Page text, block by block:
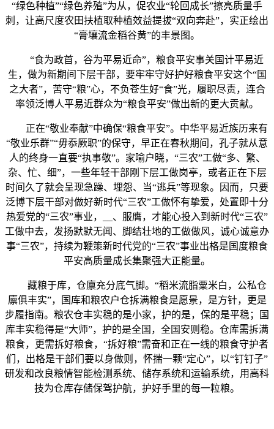
“绿色种植”“绿色养殖”为从，促农业“轮回成长”擦亮质量手
刺，让高尺度农田扶植取种植效益提拔“双向奔赴”，实正绘出
“膏壤流金稻谷黄”的丰景图。
“食为政首，谷为平易近命”，粮食平安事关国计平易近
生，做为新期间下层干部，要牢牢守好护好粮食平安这个“国
之大者”，苦守“粮”心，不负苍生好“食”光，履职尽责，连合
率领泛博人平易近群众为“粮食平安”做出新的更大贡献。
正在“敬业奉献”中确保“粮食平安”。中华平易近族历来有
“敬业乐群”“毋忝厥职”的保守，早正在春秋期间，孔子就从意
人的终身一直要“执事敬”。家喻户晓，“三农”工做“多、繁、
杂、忙、细”，一些年轻干部刚下层工做岗亭，或者正在下层
时间久了就会呈现急躁、埋怨、当“逃兵”等现象。因而，只要
泛博下层干部对做好新时代“三农”工做怀有挚爱，处置即十分
热爱党的“三农”事业，__、服膺，才能心投入到新时代“三农”
工做中去，发扬默默无闻、脚结壮地的工做做风，诚心诚意办
事“三农”，持续为鞭策新时代党的“三农”事业出格是国度粮食
平安高质量成长集聚强大正能量。
藏粮于库，仓廪充分底气脚。“稻米流脂粟米白，公私仓
廪俱丰实”，国库和粮农户仓拆满粮食是愿景，是方针，更是
步履指南。粮农仓丰实稳的是小家，护的是，保的是平稳；国
库丰实稳得是“大师”，护的是全国，全国安则稳。仓库需拆满
粮食，更需拆好粮食，“拆好粮”需奋和正在一线的粮食守护者
们，出格是干部们要以身做则，怀揣一颗“定心”，以“钉钉子”
研发和改良粮情智能检测系统、储存系统和运输系统，用高科
技为仓库存储保驾护航，护好手里的每一粒粮。